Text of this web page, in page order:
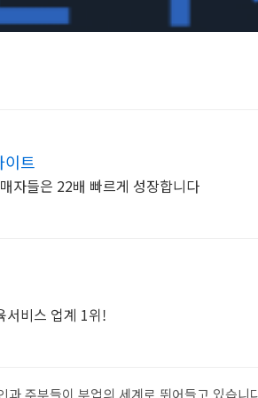
이트
자들은 22배 빠르게 성장합니다
서비스 업계 1위!
주부들이 부업의 세계로 뛰어들고 있습니